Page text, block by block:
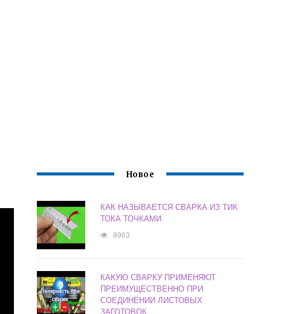
Новое
КАК НАЗЫВАЕТСЯ СВАРКА ИЗ ТИК
ТОКА ТОЧКАМИ
8963
КАКУЮ СВАРКУ ПРИМЕНЯЮТ
ПРЕИМУЩЕСТВЕННО ПРИ
СОЕДИНЕНИИ ЛИСТОВЫХ
ЗАГОТОВОК